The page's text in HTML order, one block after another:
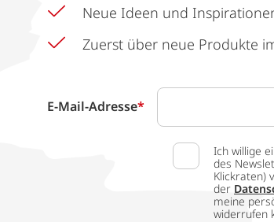
Neue Ideen und
Zuerst über neue Produkte
E-Mail-Adresse*
Ich willige
des
Klickraten)
der
meine
widerrufen